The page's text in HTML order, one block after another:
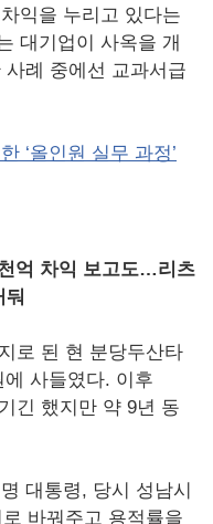
익을 누리고 있다는
대기업이 사옥을 개
례 중에선 교과서급
‘올인원 실무 과정’
억 차익 보고도…리츠
로 된 현 분당두산타
에 사들였다. 이후
긴 했지만 약 9년 동
대통령, 당시 성남시
바꿔주고 용적률을